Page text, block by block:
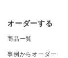
オーダーする
商品一覧
事例からオーダー